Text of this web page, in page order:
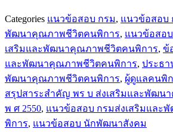
ชีวิต
คน
พิการ
ชิ้น
Categories แนวข้อสอบ กรม, แนวข้อสอบ
พัฒนาคุณภาพชีวิตคนพิการ, แนวข้อสอ
เสริมและพัฒนาคุณภาพชีวิตคนพิการ, ข้
และพัฒนาคุณภาพชีวิตคนพิการ, ประธา
พัฒนาคุณภาพชีวิตคนพิการ, ผู้ดูแลคนพิ
สรุปสาระสำคัญ พร บ ส่งเสริมและพัฒ
พ ศ 2550, แนวข้อสอบ กรมส่งเสริมแล
พิการ, แนวข้อสอบ นักพัฒนาสังคม